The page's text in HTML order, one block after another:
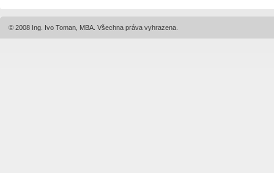
© 2008 Ing. Ivo Toman, MBA. Všechna práva vyhrazena.